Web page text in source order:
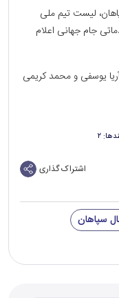
لیست تیم ملی
جام جهانی اعلام
یوسفی و محمد کریمی
۲
اشتراک گذاری
سپاهان